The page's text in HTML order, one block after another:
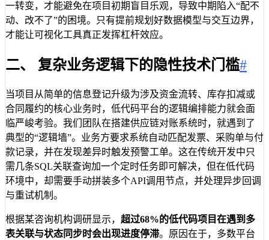
一转变，才能避免在项目初期盲目乐观，导致中期陷入“配不
动、改不了”的困境。只有提前规划好数据模型与交互边界，
才能让可视化工具真正发挥杠杆效应。
二、 复杂业务逻辑下的隐性技术门槛#
当项目从简单的信息登记升级为涉及资金流转、库存扣减或
合同履约的核心业务时，低代码平台的逻辑编排能力就会面
临严峻考验。我们团队在搭建供应链对账系统时，就遇到了
典型的“逻辑墙”。业务方要求系统自动匹配发票、采购单与付
款记录，并在发现差异时触发预警工单。这在传统开发中只
需几条SQL关联查询加一个定时任务即可解决，但在低代码
环境中，却需要手动拼装多个API调用节点，并处理异步回调
与重试机制。
根据某咨询机构调研显示， 超过68%的低代码项目在遇到多
表关联与状态同步时会出现进度停滞。原因在于，多数平台